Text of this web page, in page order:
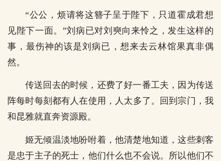
“公公，烦请将这簪子呈于陛下，只道霍成君想
见陛下一面。”刘病已对刘奭向来怜之，发生这样的
事，最伤神的该是刘病已，想来去云林馆果真非偶
然。
传送回去的时候，还费了好一番工夫，因为传送
阵每时每刻都有人在使用，人太多了。回到宗门，我
和昆雅就直奔资源殿。
姬无倾温淡地吩咐着，他清楚地知道，这些刺客
是忠于主子的死士，他们什么也不会说。所以他们不